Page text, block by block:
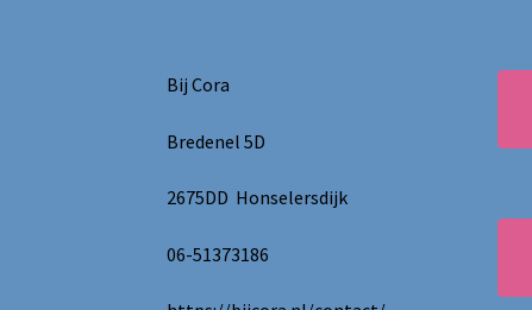
Bij Cora
Bredenel 5D
2675DD Honselersdijk
06-51373186